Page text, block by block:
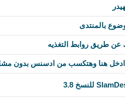
بالمنتدى
عن طريق روابط التغذيه
هنا وهتكسب من ادسنس بدون